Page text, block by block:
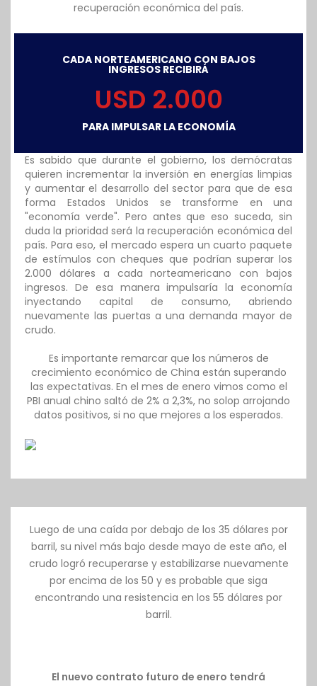
recuperación económica del país.
CADA NORTEAMERICANO CON BAJOS
INGRESOS RECIBIRÁ
USD 2.000
PARA IMPULSAR LA ECONOMÍA
Es sabido que durante el gobierno, los demócratas
quieren incrementar la inversión en energías limpias
y aumentar el desarrollo del sector para que de esa
forma Estados Unidos se transforme en una
"economía verde". Pero antes que eso suceda, sin
duda la prioridad será la recuperación económica del
país. Para eso, el mercado espera un cuarto paquete
de estímulos con cheques que podrían superar los
2.000 dólares a cada norteamericano con bajos
ingresos. De esa manera impulsaría la economía
inyectando capital de consumo, abriendo
nuevamente las puertas a una demanda mayor de
crudo.
Es importante remarcar que los números de
crecimiento económico de China están superando
las expectativas. En el mes de enero vimos como el
PBI anual chino saltó de 2% a 2,3%, no solop arrojando
datos positivos, si no que mejores a los esperados.
Luego de una caída por debajo de los 35 dólares por
barril, su nivel más bajo desde mayo de este año, el
crudo logró recuperarse y estabilizarse nuevamente
por encima de los 50 y es probable que siga
encontrando una resistencia en los 55 dólares por
barril.
El nuevo contrato futuro de enero tendrá